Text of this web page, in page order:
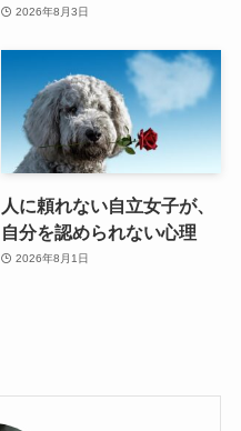
2026年8月3日
人に頼れない自立女子が、
自分を認められない心理
2026年8月1日